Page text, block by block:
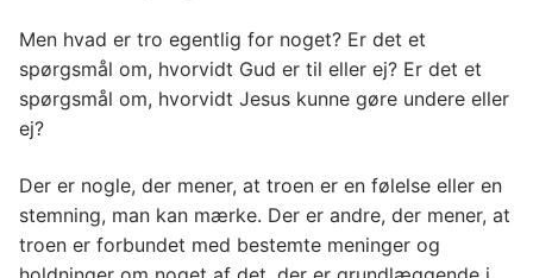
Men hvad er tro egentlig for noget? Er det et
spørgsmål om, hvorvidt Gud er til eller ej? Er det et
spørgsmål om, hvorvidt Jesus kunne gøre undere eller
ej?
Der er nogle, der mener, at troen er en følelse eller en
stemning, man kan mærke. Der er andre, der mener, at
troen er forbundet med bestemte meninger og